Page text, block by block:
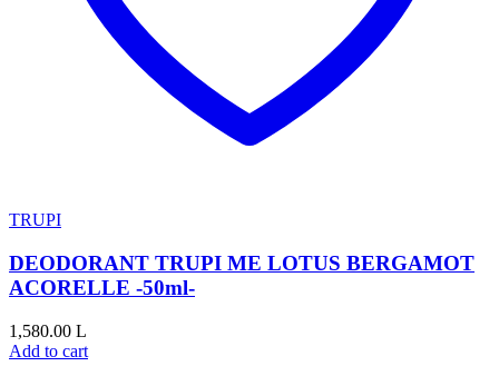
TRUPI
DEODORANT TRUPI ME LOTUS BERGAMOT
ACORELLE -50ml-
1,580.00 L
Add to cart